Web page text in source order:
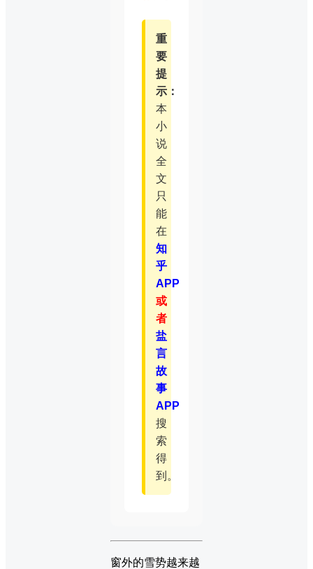
重
要
提
示：
本
小
说
全
文
只
能
在
知
乎
APP
或
者
盐
言
故
事
APP
搜
索
得
到。
窗外的雪势越来越